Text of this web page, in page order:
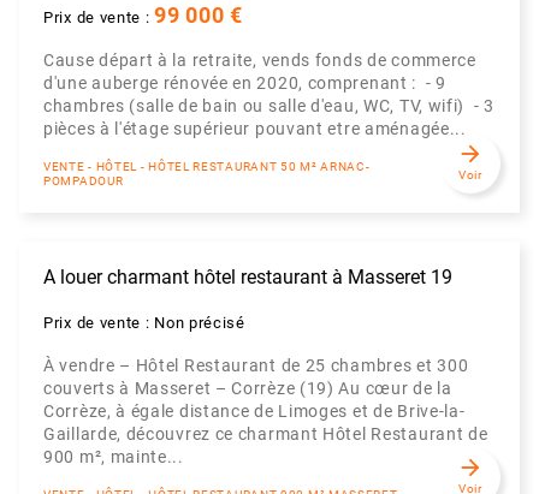
Prix de vente :99 000 €
Cause départ à la retraite, vends fonds de commerce
d'une auberge rénovée en 2020, comprenant : - 9
chambres (salle de bain ou salle d'eau, WC, TV, wifi) - 3
pièces à l'étage supérieur pouvant etre aménagée...
VENTE - HÔTEL - HÔTEL RESTAURANT 50 M² ARNAC-
POMPADOUR
arrow_forward
Voir
A louer charmant hôtel restaurant à Masseret 19
Prix de vente : Non précisé
À vendre – Hôtel Restaurant de 25 chambres et 300
couverts à Masseret – Corrèze (19) Au cœur de la
Corrèze, à égale distance de Limoges et de Brive-la-
Gaillarde, découvrez ce charmant Hôtel Restaurant de
900 m², mainte...
arrow_forward
Voir